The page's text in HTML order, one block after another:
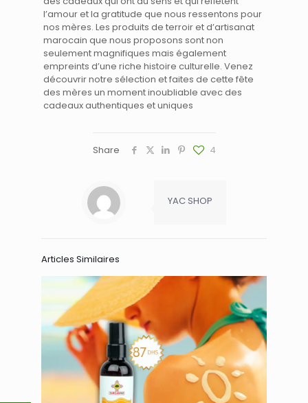
l’amour et la gratitude que nous ressentons pour
nos mères. Les produits de terroir et d’artisanat
marocain que nous proposons sont non
seulement magnifiques mais également
empreints d’une riche histoire culturelle. Venez
découvrir notre sélection et faites de cette fête
des mères un moment inoubliable avec des
cadeaux authentiques et uniques
Share 4
YAC SHOP
Articles Similaires